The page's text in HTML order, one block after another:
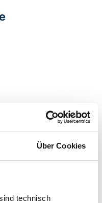
Über Cookies
technisch